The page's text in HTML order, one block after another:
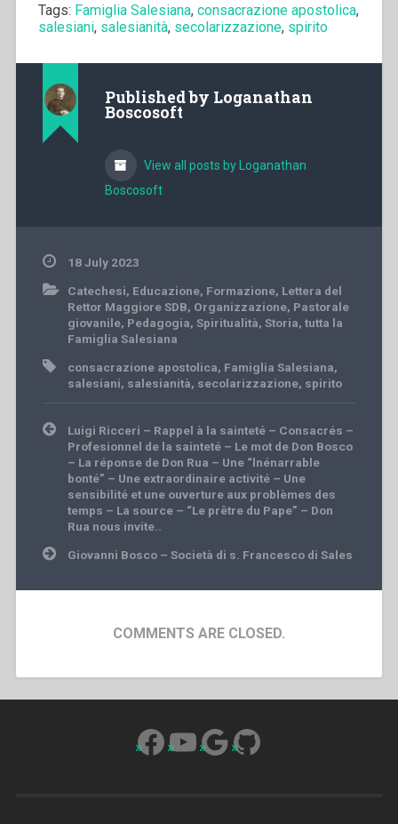
Tags: Famiglia Salesiana, consacrazione apostolica,
salesiani, salesianità, secolarizzazione, spirito
Published by Loganathan
Boscosoft
View all posts by Loganathan
Boscosoft
18 July 2023
Catechesi, Educazione, Formazione, Lettera del
Rettor Maggiore SDB, Organizzazione, Pastorale
giovanile, Pedagogia, Spiritualità, Storia, tutta la
Famiglia Salesiana
consacrazione apostolica, Famiglia Salesiana,
salesiani, salesianità, secolarizzazione, spirito
Post
navigation
Luigi Ricceri – Rappel à la sainteté – Consacrés –
Profesionnel de la sainteté – Le mot de Don Bosco
– La réponse de Don Rua – Une “lnénarrable
bonté” – Une extraordinaire activité – Une
sensibilité et une ouverture aux problèmes des
temps – La source – “Le prêtre du Pape” – Don
Rua nous invite..
Giovanni Bosco – Società di s. Francesco di Sales
COMMENTS ARE CLOSED.
Facebook
YouTube
Google
GitHub